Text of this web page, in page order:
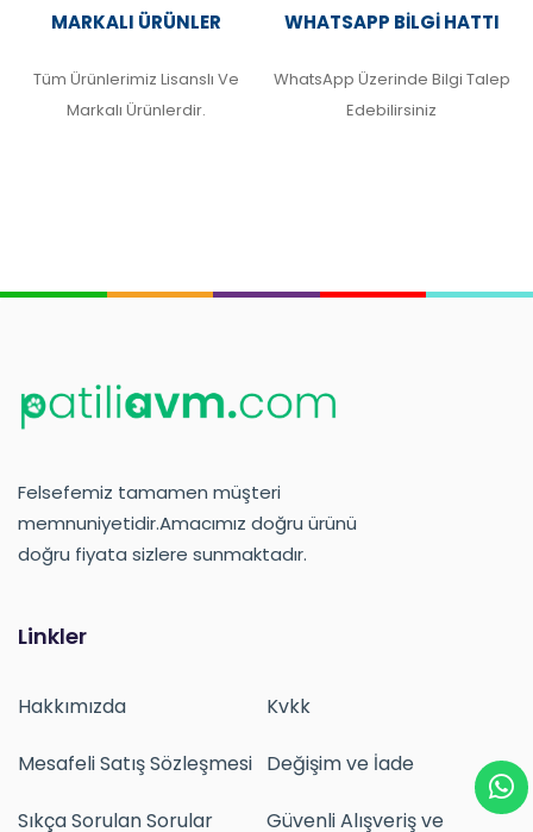
MARKALI ÜRÜNLER
Tüm Ürünlerimiz Lisanslı Ve
Markalı Ürünlerdir.
WHATSAPP BILGI HATTI
WhatsApp Üzerinde Bilgi Talep
Edebilirsiniz
Felsefemiz tamamen müşteri
memnuniyetidir.Amacımız doğru ürünü
doğru fiyata sizlere sunmaktadır.
Linkler
Hakkımızda Kvkk
Mesafeli Satış Sözleşmesi Değişim ve İade
Sıkça Sorulan Sorular Güvenli Alışveriş ve